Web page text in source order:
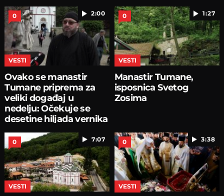
2:00
0
VESTI
Ovako se manastir
Tumane priprema za
veliki događaj u
nedelju: Očekuje se
desetine hiljada vernika
1:27
0
VESTI
Manastir Tumane,
isposnica Svetog
Zosima
7:07
0
VESTI
3:38
0
VESTI